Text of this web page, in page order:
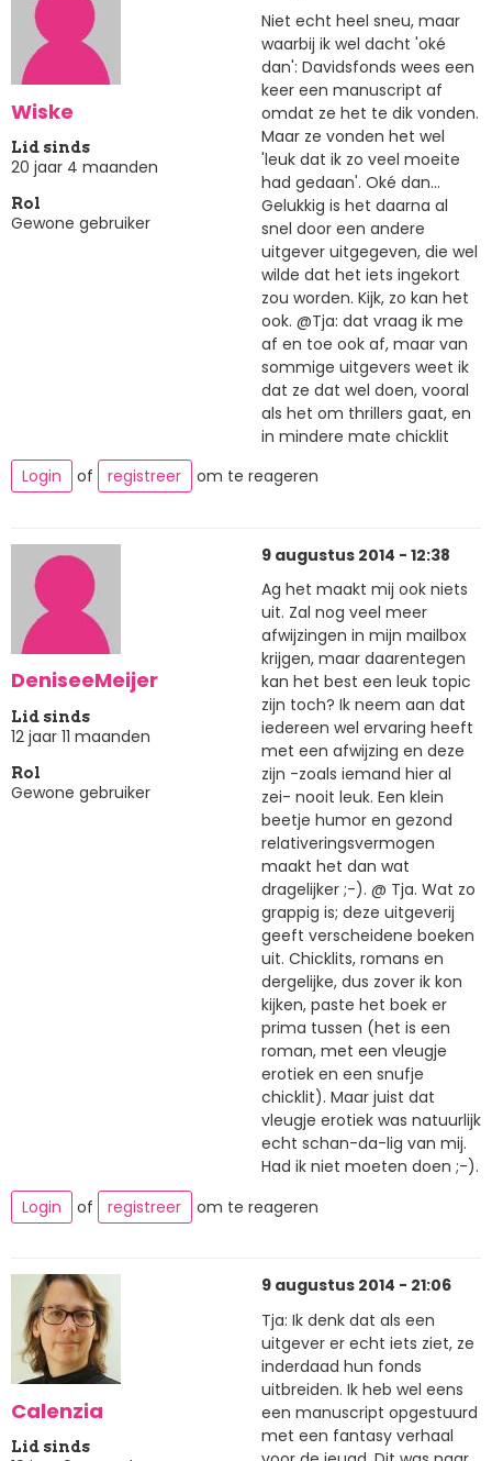
Wiske
Lid sinds
20 jaar 4 maanden
Rol
Gewone gebruiker
Niet echt heel sneu, maar
waarbij ik wel dacht 'oké
dan': Davidsfonds wees een
keer een manuscript af
omdat ze het te dik vonden.
Maar ze vonden het wel
'leuk dat ik zo veel moeite
had gedaan'. Oké dan...
Gelukkig is het daarna al
snel door een andere
uitgever uitgegeven, die wel
wilde dat het iets ingekort
zou worden. Kijk, zo kan het
ook. @Tja: dat vraag ik me
af en toe ook af, maar van
sommige uitgevers weet ik
dat ze dat wel doen, vooral
als het om thrillers gaat, en
in mindere mate chicklit
Login
of registreer om te reageren
DeniseeMeijer
Lid sinds
12 jaar 11 maanden
Rol
Gewone gebruiker
9 augustus 2014 - 12:38
Ag het maakt mij ook niets
uit. Zal nog veel meer
afwijzingen in mijn mailbox
krijgen, maar daarentegen
kan het best een leuk topic
zijn toch? Ik neem aan dat
iedereen wel ervaring heeft
met een afwijzing en deze
zijn -zoals iemand hier al
zei- nooit leuk. Een klein
beetje humor en gezond
relativeringsvermogen
maakt het dan wat
dragelijker ;-). @ Tja. Wat zo
grappig is; deze uitgeverij
geeft verscheidene boeken
uit. Chicklits, romans en
dergelijke, dus zover ik kon
kijken, paste het boek er
prima tussen (het is een
roman, met een vleugje
erotiek en een snufje
chicklit). Maar juist dat
vleugje erotiek was natuurlijk
echt schan-da-lig van mij.
Had ik niet moeten doen ;-).
Login
of registreer om te reageren
Calenzia
Lid sinds
9 augustus 2014 - 21:06
Tja: Ik denk dat als een
uitgever er echt iets ziet, ze
inderdaad hun fonds
uitbreiden. Ik heb wel eens
een manuscript opgestuurd
met een fantasy verhaal